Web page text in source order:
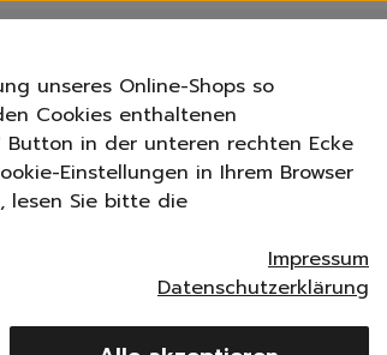
erhalten!
30 €, kostenfrei ab 39,99 €🚚
unseres Online-Shops so
Cookies enthaltenen
in der unteren rechten Ecke
Einstellungen in Ihrem Browser
lesen Sie bitte die
Impressum
Datenschutzerklärung